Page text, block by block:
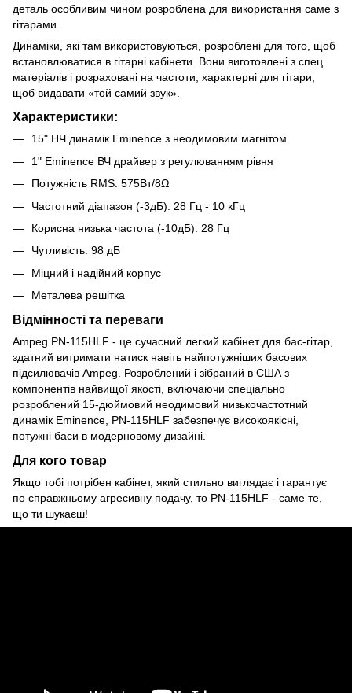
деталь особливим чином розроблена для використання саме з
гітарами.
Динаміки, які там використовуються, розроблені для того, щоб
встановлюватися в гітарні кабінети. Вони виготовлені з спец.
матеріалів і розраховані на частоти, характерні для гітари,
щоб видавати «той самий звук».
Характеристики:
15" НЧ динамік Eminence з неодимовим магнітом
1" Eminence ВЧ драйвер з регулюванням рівня
Потужність RMS: 575Вт/8Ω
Частотний діапазон (-3дБ): 28 Гц - 10 кГц
Корисна низька частота (-10дБ): 28 Гц
Чутливість: 98 дБ
Міцний і надійний корпус
Металева решітка
Відмінності та переваги
Ampeg PN-115HLF - це сучасний легкий кабінет для бас-гітар,
здатний витримати натиск навіть найпотужніших басових
підсилювачів Ampeg. Розроблений і зібраний в США з
компонентів найвищої якості, включаючи спеціально
розроблений 15-дюймовий неодимовий низькочастотний
динамік Eminence, PN-115HLF забезпечує високоякісні,
потужні баси в модерновому дизайні.
Для кого товар
Якщо тобі потрібен кабінет, який стильно виглядає і гарантує
по справжньому агресивну подачу, то PN-115HLF - саме те,
що ти шукаєш!